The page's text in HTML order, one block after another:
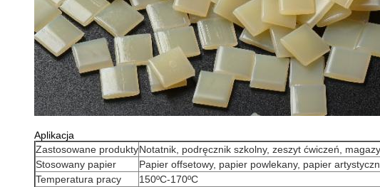
Aplikacja
Zastosowane produktyNotatnik, podręcznik szkolny, zeszyt ćwiczeń,
Stosowany papier
Papier offsetowy, papier powlekany, papier
Temperatura pracy
150ºC-170ºC